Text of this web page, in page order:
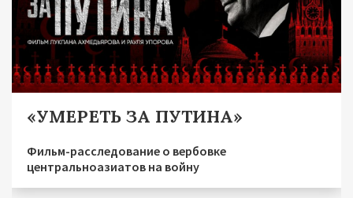
«УМЕРЕТЬ ЗА ПУТИНА»
Фильм-расследование о вербовке
центральноазиатов на войну